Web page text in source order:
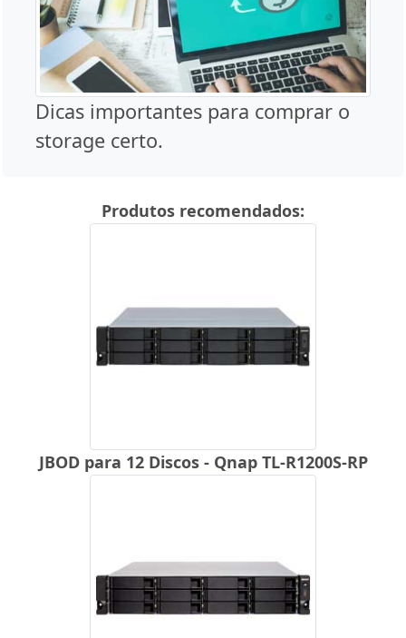
Dicas importantes para comprar o
storage certo.
Produtos recomendados:
JBOD para 12 Discos - Qnap TL-R1200S-RP